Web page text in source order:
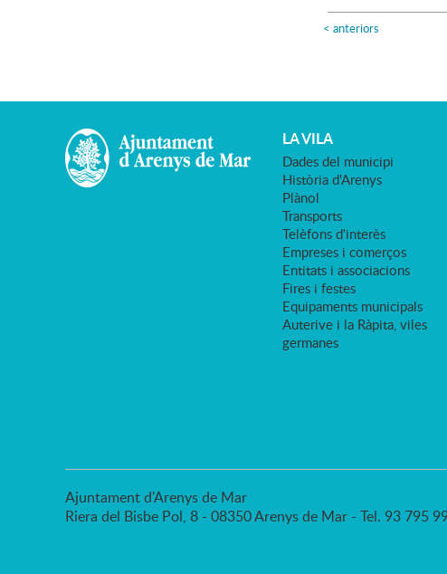
< anteriors
LA VILA
Dades del municipi
Història d'Arenys
Plànol
Transports
Telèfons d'interès
Empreses i comerços
Entitats i associacions
Fires i festes
Equipaments municipals
Auterive i la Ràpita, viles
germanes
Ajuntament d'Arenys de Mar
Riera del Bisbe Pol, 8 - 08350 Arenys de Mar - Tel. 93 795